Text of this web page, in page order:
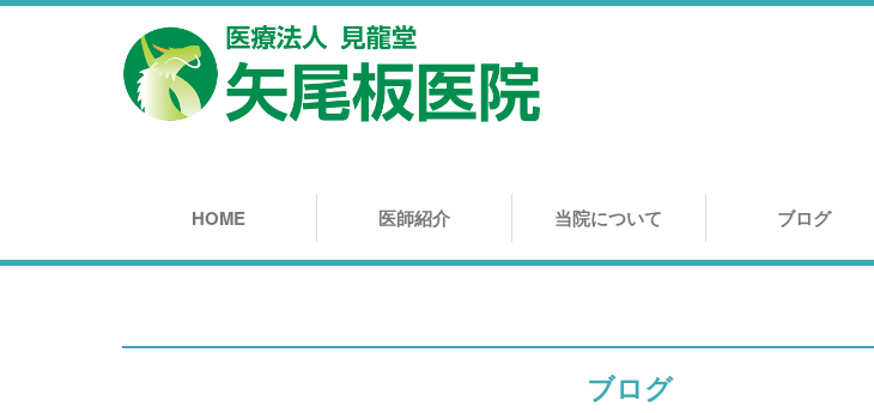
HOME 医師紹介 当院について ブログ
ブログ